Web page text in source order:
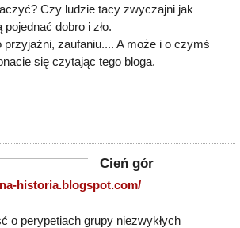
Czy ludzie tacy zwyczajni jak
dobro i zło.
przyjaźni, zaufaniu.... A może i o czymś
się czytając tego bloga.
Cień gór
historia.blogspot.com/
o perypetiach grupy niezwykłych